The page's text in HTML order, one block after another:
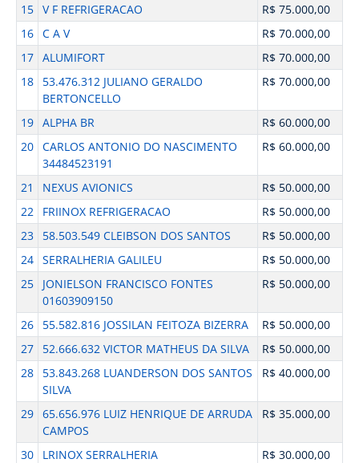
15 V F REFRIGERACAO
R$ 75.000,00
16 C A V
R$ 70.000,00
17 ALUMIFORT
R$ 70.000,00
18
53.476.312 JULIANO GERALDO
BERTONCELLO
R$ 70.000,00
19 ALPHA BR
R$ 60.000,00
20 CARLOS ANTONIO DO NASCIMENTO
34484523191
R$ 60.000,00
21 NEXUS AVIONICS
R$ 50.000,00
22
FRIINOX REFRIGERACAO
R$ 50.000,00
23
58.503.549 CLEIBSON DOS SANTOS
R$ 50.000,00
24 SERRALHERIA GALILEU
R$ 50.000,00
25
JONIELSON FRANCISCO FONTES
01603909150
R$ 50.000,00
26 55.582.816 JOSSILAN FEITOZA BIZERRA
R$ 50.000,00
27
52.666.632 VICTOR MATHEUS DA SILVA
R$ 50.000,00
28
53.843.268 LUANDERSON DOS SANTOS
SILVA
R$ 40.000,00
29 65.656.976 LUIZ HENRIQUE DE ARRUDA
CAMPOS
R$ 35.000,00
30 LRINOX SERRALHERIA R$ 30.000,00